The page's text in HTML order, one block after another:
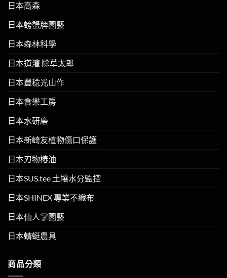
日本高森
日本螃蟹牌園藝
日本森林科學
日本道灌 除草太郎
日本豐稔光山作
日本食樂工房
日本水研磨
日本新崎友植物傷口保護
日本刃物椿油
日本SUS.tee 土壤水分監控
日本SHINEX 專業不織布
日本仙人掌園藝
日本蜻蜓農具
商品分類